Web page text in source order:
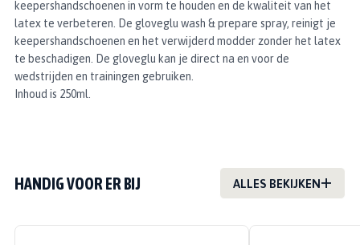
keepershandschoenen in vorm te houden en de kwaliteit van het
latex te verbeteren. De gloveglu wash & prepare spray, reinigt je
keepershandschoenen en het verwijderd modder zonder het latex
te beschadigen. De gloveglu kan je direct na en voor de
wedstrijden en trainingen gebruiken.
Inhoud is 250ml.
HANDIG VOOR ER BIJ ALLES BEKIJKEN